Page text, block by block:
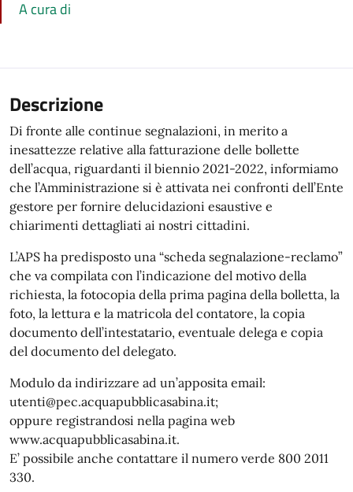
A cura di
Descrizione
Di fronte alle continue segnalazioni, in merito a
inesattezze relative alla fatturazione delle bollette
dell’acqua, riguardanti il biennio 2021-2022, informiamo
che l’Amministrazione si è attivata nei confronti dell’Ente
gestore per fornire delucidazioni esaustive e
chiarimenti dettagliati ai nostri cittadini.
L’APS ha predisposto una “scheda segnalazione-reclamo”
che va compilata con l’indicazione del motivo della
richiesta, la fotocopia della prima pagina della bolletta, la
foto, la lettura e la matricola del contatore, la copia
documento dell’intestatario, eventuale delega e copia
del documento del delegato.
Modulo da indirizzare ad un’apposita email:
utenti@pec.acquapubblicasabina.it;
oppure registrandosi nella pagina web
www.acquapubblicasabina.it.
E’ possibile anche contattare il numero verde 800 2011
330.